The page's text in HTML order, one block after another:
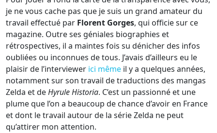
je ne vous cache pas que je suis un grand amateur du
travail effectué par Florent Gorges, qui officie sur ce
magazine. Outre ses géniales biographies et
rétrospectives, il a maintes fois su dénicher des infos
oubliées ou inconnues de tous. J’avais d’ailleurs eu le
plaisir de l’interviewer ici même il y a quelques années,
notamment sur son travail de traductions des mangas
Zelda et deHyrule Historia. C’est un passionné et une
plume que l’on a beaucoup de chance d’avoir en France
et dont le travail autour de la série Zelda ne peut
qu’attirer mon attention.